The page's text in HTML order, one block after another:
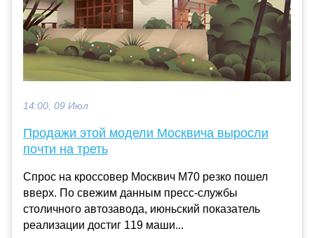
14:00, 09 Июл
Продажи этой модели Москвича выросли
почти на треть
Спрос на кроссовер Москвич М70 резко пошел
вверх. По свежим данным пресс-службы
столичного автозавода, июньский показатель
реализации достиг 119 маши...